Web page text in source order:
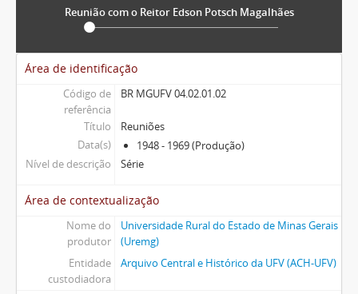
Reunião com o Reitor Edson Potsch Magalhães
Área de identificação
Código de
referência
BR MGUFV 04.02.01.02
Título
Reuniões
Data(s)
1948 - 1969 (Produção)
Nível de descrição
Série
Área de contextualização
Nome do
produtor
Universidade Rural do Estado de Minas Gerais
(Uremg)
Entidade
custodiadora
Arquivo Central e Histórico da UFV (ACH-UFV)